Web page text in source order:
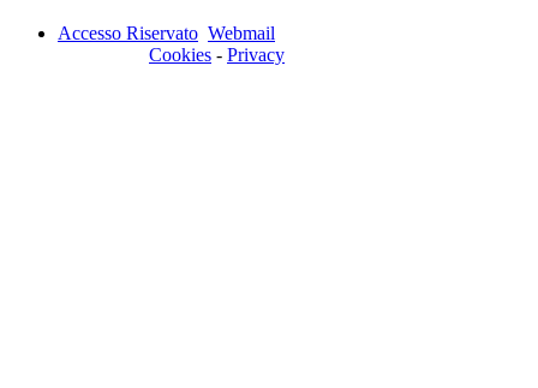
Accesso Riservato Webmail
Cookies - Privacy